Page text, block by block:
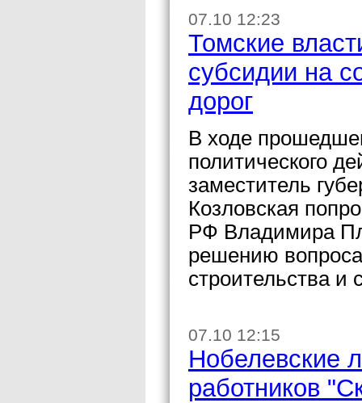
07.10 12:23
Томские
субсидии на
дорог
В ходе
политического
заместитель
Козловская
РФ Владимира
решению
строительства и
07.10 12:15
Нобелевские
работников